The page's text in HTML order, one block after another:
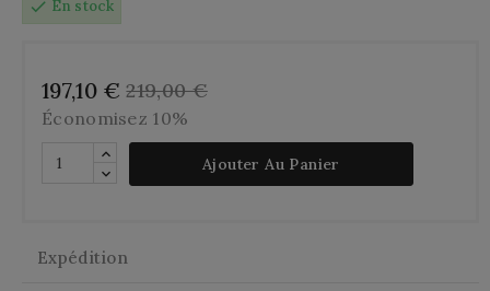
check En stock
197,10 € 219,00 €
Économisez 10%
Ajouter Au Panier
Expédition